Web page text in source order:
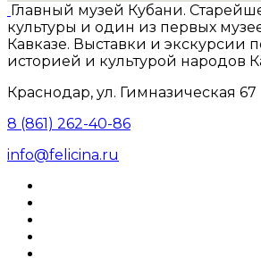
Главный музей Кубани.
культуры и один из первых
Кавказе. Выставки и экскурсии
историей и культурой народов
Краснодар, ул. Гимназическая 67
8 (861) 262-40-86
info@felicina.ru